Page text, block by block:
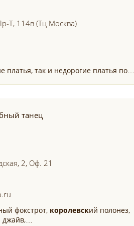
Т, 114в (тц Москва)
платья, так и недорогие платья по…
танец
2, Оф. 21
фокстрот, королевский полонез,
джайв,…